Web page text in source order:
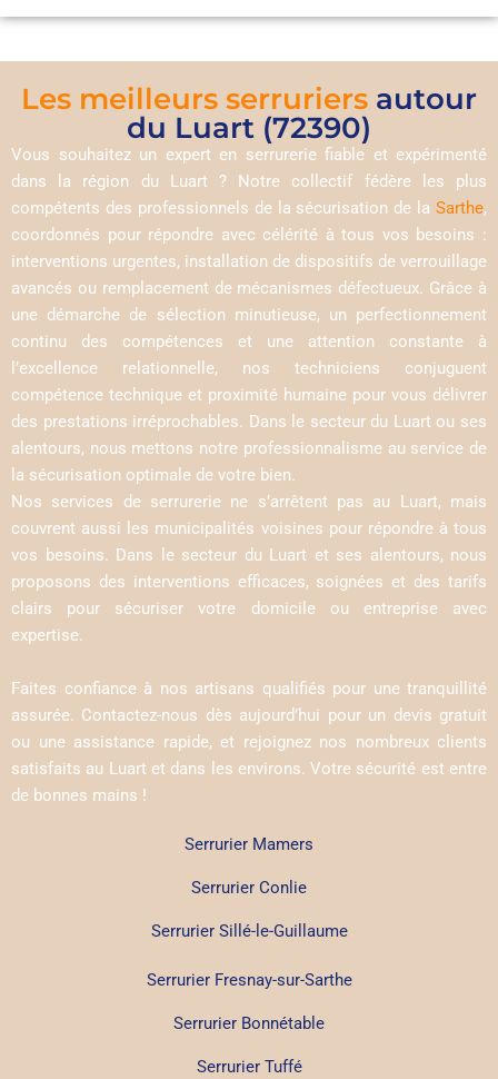
Les meilleurs serruriers autour
du Luart (72390)
Vous souhaitez un expert en serrurerie fiable et expérimenté
dans la région du Luart ? Notre collectif fédère les plus
compétents des professionnels de la sécurisation de la Sarthe,
coordonnés pour répondre avec célérité à tous vos besoins :
interventions urgentes, installation de dispositifs de verrouillage
avancés ou remplacement de mécanismes défectueux. Grâce à
une démarche de sélection minutieuse, un perfectionnement
continu des compétences et une attention constante à
l’excellence relationnelle, nos techniciens conjuguent
compétence technique et proximité humaine pour vous délivrer
des prestations irréprochables. Dans le secteur du Luart ou ses
alentours, nous mettons notre professionnalisme au service de
la sécurisation optimale de votre bien.
Nos services de serrurerie ne s’arrêtent pas au Luart, mais
couvrent aussi les municipalités voisines pour répondre à tous
vos besoins. Dans le secteur du Luart et ses alentours, nous
proposons des interventions efficaces, soignées et des tarifs
clairs pour sécuriser votre domicile ou entreprise avec
expertise.
Faites confiance à nos artisans qualifiés pour une tranquillité
assurée. Contactez-nous dès aujourd’hui pour un devis gratuit
ou une assistance rapide, et rejoignez nos nombreux clients
satisfaits au Luart et dans les environs. Votre sécurité est entre
de bonnes mains !
Serrurier Mamers
Serrurier Conlie
Serrurier Sillé-le-Guillaume
Serrurier Fresnay-sur-Sarthe
Serrurier Bonnétable
Serrurier Tuffé